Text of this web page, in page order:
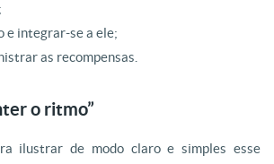
e integrar-se a ele;
as recompensas.
o ritmo”
ilustrar de modo claro e simples esse